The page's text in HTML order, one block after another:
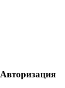
Авторизация